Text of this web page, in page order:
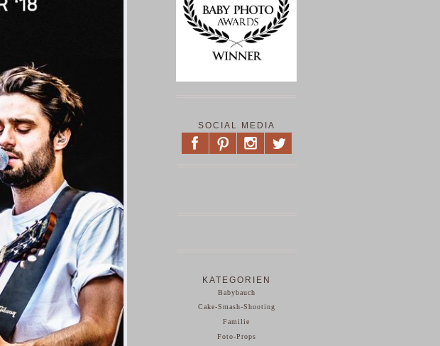
SOCIAL MEDIA
KATEGORIEN
Babybauch
Cake-Smash-Shooting
Familie
Foto-Props